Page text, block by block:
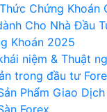
Chứng Khoán
Cho Nhà Đầu
Khoán 2025
niệm & Thuật
trong đầu tư
Phẩm Giao Dịch
Forex